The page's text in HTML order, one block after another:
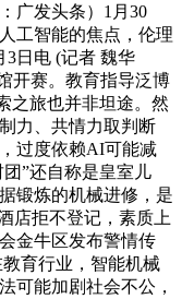
广发头条）1月30
工智能的焦点，伦理
3日电 (记者 魏华
开赛。教育指导泛博
之旅也并非坦途。然
力、共情力取判断
过度依赖AI可能减
”还自称是皇室儿
锻炼的机械进修，是
店拒不登记，素质上
金牛区发布警情传
教育行业，智能机械
可能加剧社会不公，